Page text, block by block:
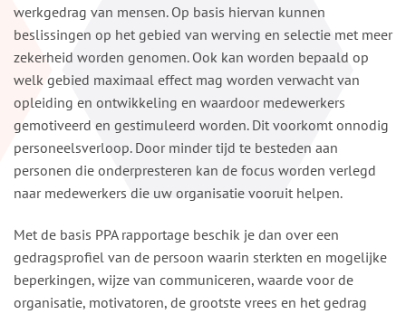
werkgedrag van mensen. Op basis hiervan kunnen
beslissingen op het gebied van werving en selectie met meer
zekerheid worden genomen. Ook kan worden bepaald op
welk gebied maximaal effect mag worden verwacht van
opleiding en ontwikkeling en waardoor medewerkers
gemotiveerd en gestimuleerd worden. Dit voorkomt onnodig
personeelsverloop. Door minder tijd te besteden aan
personen die onderpresteren kan de focus worden verlegd
naar medewerkers die uw organisatie vooruit helpen.
Met de basis PPA rapportage beschik je dan over een
gedragsprofiel van de persoon waarin sterkten en mogelijke
beperkingen, wijze van communiceren, waarde voor de
organisatie, motivatoren, de grootste vrees en het gedrag